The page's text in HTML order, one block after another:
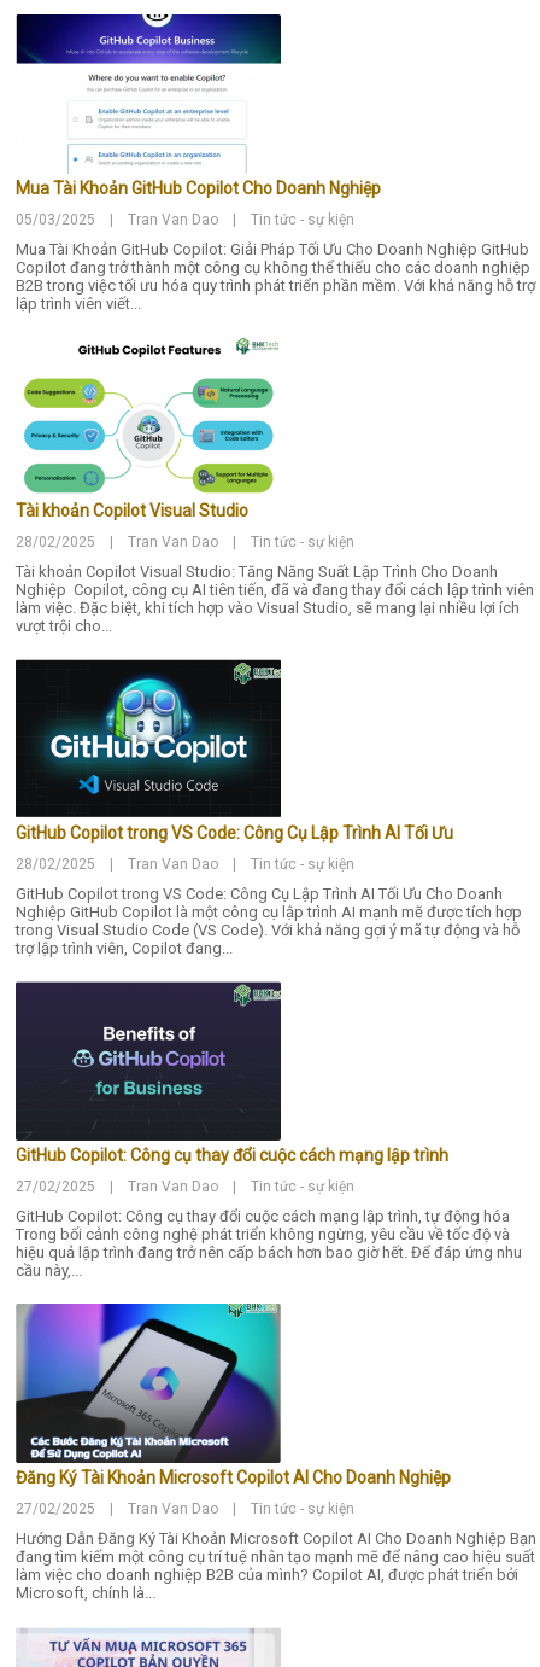
Mua Tài Khoản GitHub Copilot Cho Doanh Nghiệp
05/03/2025 | Tran Van Dao | Tin tức - sự kiện
Mua Tài Khoản GitHub Copilot: Giải Pháp Tối Ưu Cho Doanh Nghiệp GitHub
Copilot đang trở thành một công cụ không thể thiếu cho các doanh nghiệp
B2B trong việc tối ưu hóa quy trình phát triển phần mềm. Với khả năng hỗ trợ
lập trình viên viết...
Tài khoản Copilot Visual Studio
28/02/2025 | Tran Van Dao | Tin tức - sự kiện
Tài khoản Copilot Visual Studio: Tăng Năng Suất Lập Trình Cho Doanh
Nghiệp Copilot, công cụ AI tiên tiến, đã và đang thay đổi cách lập trình viên
làm việc. Đặc biệt, khi tích hợp vào Visual Studio, sẽ mang lại nhiều lợi ích
vượt trội cho...
GitHub Copilot trong VS Code: Công Cụ Lập Trình AI Tối Ưu
28/02/2025 | Tran Van Dao | Tin tức - sự kiện
GitHub Copilot trong VS Code: Công Cụ Lập Trình AI Tối Ưu Cho Doanh
Nghiệp GitHub Copilot là một công cụ lập trình AI mạnh mẽ được tích hợp
trong Visual Studio Code (VS Code). Với khả năng gợi ý mã tự động và hỗ
trợ lập trình viên, Copilot đang...
GitHub Copilot: Công cụ thay đổi cuộc cách mạng lập trình
27/02/2025 | Tran Van Dao | Tin tức - sự kiện
GitHub Copilot: Công cụ thay đổi cuộc cách mạng lập trình, tự động hóa
Trong bối cảnh công nghệ phát triển không ngừng, yêu cầu về tốc độ và
hiệu quả lập trình đang trở nên cấp bách hơn bao giờ hết. Để đáp ứng nhu
cầu này,...
Đăng Ký Tài Khoản Microsoft Copilot AI Cho Doanh Nghiệp
27/02/2025 | Tran Van Dao | Tin tức - sự kiện
Hướng Dẫn Đăng Ký Tài Khoản Microsoft Copilot AI Cho Doanh Nghiệp Bạn
đang tìm kiếm một công cụ trí tuệ nhân tạo mạnh mẽ để nâng cao hiệu suất
làm việc cho doanh nghiệp B2B của mình? Copilot AI, được phát triển bởi
Microsoft, chính là...